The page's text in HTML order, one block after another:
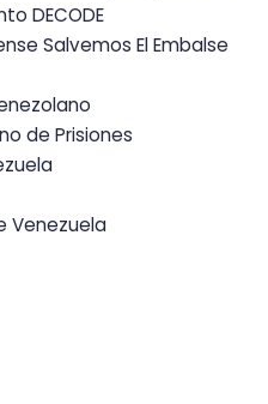
DECODE
Salvemos El Embalse
de Prisiones
Venezuela